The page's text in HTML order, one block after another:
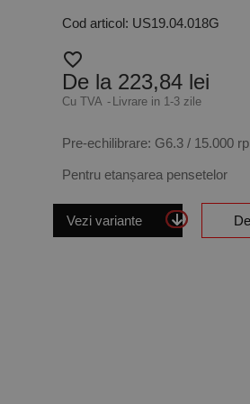
Cod articol: US19.04.018G
favorite_border
De la 223,84 lei
Cu TVA Livrare in 1-3 zile
Pre-echilibrare: G6.3 / 15.000
Pentru etanșarea pensetelor
Vezi variante